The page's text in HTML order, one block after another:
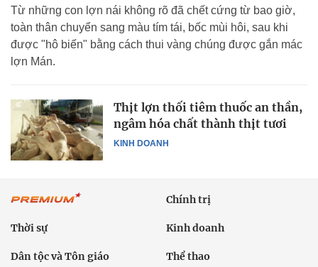
Từ những con lợn nái không rõ đã chết cứng từ bao giờ,
toàn thân chuyển sang màu tím tái, bốc mùi hôi, sau khi
được "hô biến" bằng cách thui vàng chúng được gắn mác
lợn Mán.
KINH DOANH
Thịt lợn thối tiêm thuốc an thần,
ngâm hóa chất thành thịt tươi
Chính trị
Thời sự Kinh doanh
Dân tộc và Tôn giáo Thể thao